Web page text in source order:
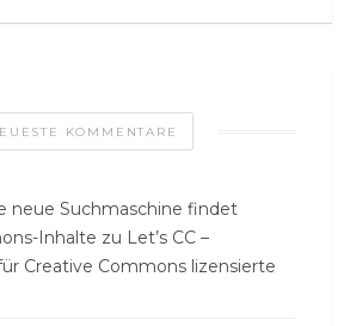
KOMMENTARE
neue Suchmaschine findet
Inhalte zu Let’s CC –
Creative Commons lizensierte